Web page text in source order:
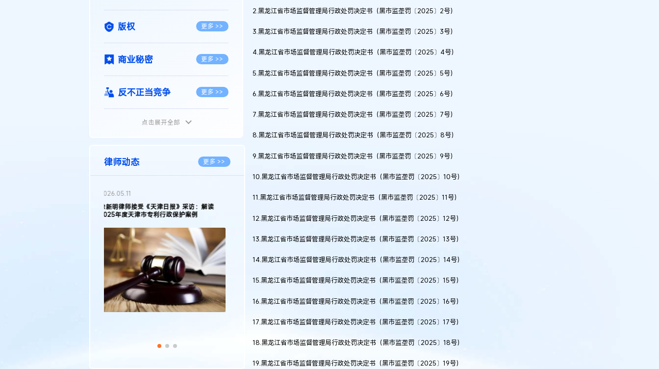
版权 更多 >>
商业秘密 更多 >>
反不正当竞争 更多 >>
植物新品种
地理标志 更多 >>
集成电路布图设计
传统文化 更多 >>
点击展开全部
律师动态 更多 >>
2026.05.11
徐新明律师接受《天津日报》采访：解读
2025年度天津市专利行政保护案例
2026.03.09
报》采访：技术革新下知识产权保护面临新
挑战与应对策略
2026.02.10
技有限公司技术合作开发合同纠纷案
2.黑龙江省市场监督管理局行政处罚决定书（黑市监垄罚〔2025〕2号）
3.黑龙江省市场监督管理局行政处罚决定书（黑市监垄罚〔2025〕3号）
4.黑龙江省市场监督管理局行政处罚决定书（黑市监垄罚〔2025〕4号）
5.黑龙江省市场监督管理局行政处罚决定书（黑市监垄罚〔2025〕5号）
6.黑龙江省市场监督管理局行政处罚决定书（黑市监垄罚〔2025〕6号）
7.黑龙江省市场监督管理局行政处罚决定书（黑市监垄罚〔2025〕7号）
8.黑龙江省市场监督管理局行政处罚决定书（黑市监垄罚〔2025〕8号）
9.黑龙江省市场监督管理局行政处罚决定书（黑市监垄罚〔2025〕9号）
10.黑龙江省市场监督管理局行政处罚决定书（黑市监垄罚〔2025〕10号）
11.黑龙江省市场监督管理局行政处罚决定书（黑市监垄罚〔2025〕11号）
12.黑龙江省市场监督管理局行政处罚决定书（黑市监垄罚〔2025〕12号）
13.黑龙江省市场监督管理局行政处罚决定书（黑市监垄罚〔2025〕13号）
14.黑龙江省市场监督管理局行政处罚决定书（黑市监垄罚〔2025〕14号）
15.黑龙江省市场监督管理局行政处罚决定书（黑市监垄罚〔2025〕15号）
16.黑龙江省市场监督管理局行政处罚决定书（黑市监垄罚〔2025〕16号）
17.黑龙江省市场监督管理局行政处罚决定书（黑市监垄罚〔2025〕17号）
18.黑龙江省市场监督管理局行政处罚决定书（黑市监垄罚〔2025〕18号）
19.黑龙江省市场监督管理局行政处罚决定书（黑市监垄罚〔2025〕19号）